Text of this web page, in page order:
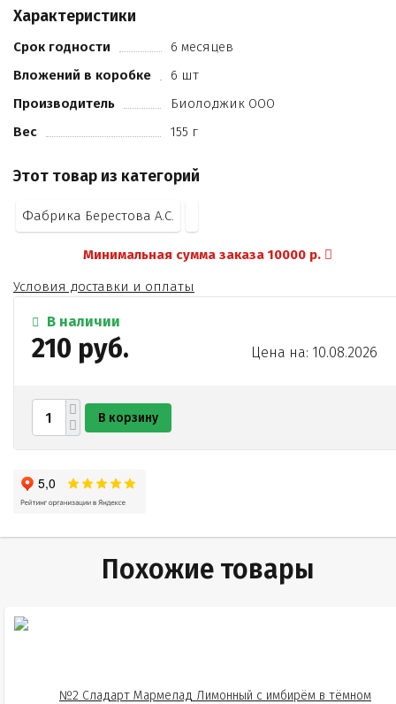
плодовый наполнитель манго-питахайя
патока
масло сливочное
молоко цельное сгущенное с сахаром
агар
стевия.
Характеристики
Срок годности
6 месяцев
Вложений в коробке
6 шт
Производитель
Биолоджик ООО
Вес
155 г
Этот товар из категорий
Фабрика Берестова А.С.
Минимальная сумма заказа 10000 р.
Условия доставки и оплаты
В наличии
210 руб. Цена на: 10.08.2026
В корзину
Похожие товары